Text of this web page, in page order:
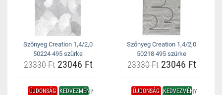
Szőnyeg Creation 1,4/2,0
50224 495 szürke
23330 Ft23046 Ft
Szőnyeg Creation 1,4/2,0
50218 495 szürke
23330 Ft23046 Ft
ÚJDONSÁG KEDVEZMÉNY ÚJDONSÁG KEDVEZMÉNY